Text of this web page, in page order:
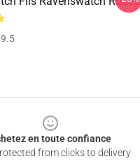
en toute confiance
from clicks to delivery